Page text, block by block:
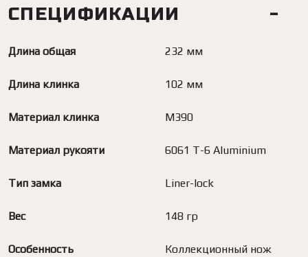
СПЕЦИФИКАЦИИ
Длина общая 232 мм
Длина клинка 102 мм
Материал клинка М390
Материал рукояти 6061 T-6 Aluminium
Тип замка Liner-lock
Вес 148 гр
Особенность Коллекционный нож